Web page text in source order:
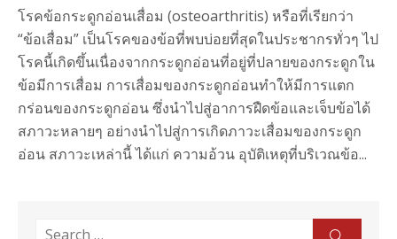
โรคข้อกระดูกอ่อนเสื่อม (osteoarthritis) หรือที่เรียกว่า
“ข้อเสื่อม” เป็นโรคของข้อที่พบบ่อยที่สุดในประชากรทั่วๆ ไป
โรคนี้เกิดขึ้นเนื่องจากกระดูกอ่อนที่อยู่ที่ปลายของกระดูกใน
ข้อมีการเสื่อม การเสื่อมของกระดูกอ่อนทำให้มีการแตก
กร่อนของกระดูกอ่อน ซึ่งนำไปสู่อาการฝืดข้อและเจ็บข้อได้
สภาวะหลายๆ อย่างนำไปสู่การเกิดภาวะเสื่อมของกระดูก
อ่อน สภาวะเหล่านี้ ได้แก่ ความอ้วน อุบัติเหตุที่บริเวณข้อ...
Search